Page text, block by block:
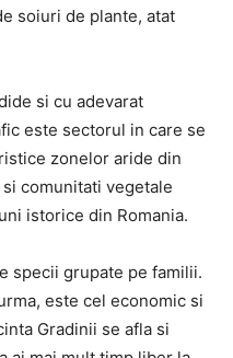
soiuri de plante, atat
si cu adevarat
este sectorul in care se
zonelor aride din
comunitati vegetale
istorice din Romania.
specii grupate pe familii.
este cel economic si
Gradinii se afla si